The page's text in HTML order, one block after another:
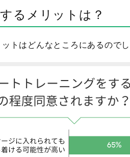
るメリットは？
トはどんなところにあるので